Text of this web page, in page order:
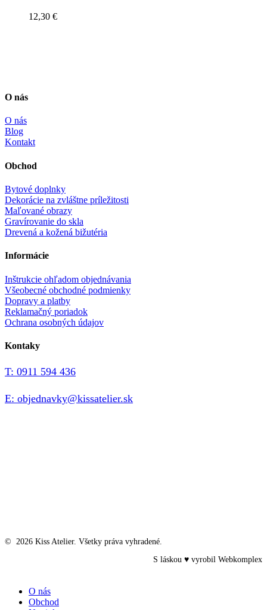
12,30 €
O nás
O nás
Blog
Kontakt
Obchod
Bytové doplnky
Dekorácie na zvláštne príležitosti
Maľované obrazy
Gravírovanie do skla
Drevená a kožená bižutéria
Informácie
Inštrukcie ohľadom objednávania
Všeobecné obchodné podmienky
Dopravy a platby
Reklamačný poriadok
Ochrana osobných údajov
Kontaky
T: 0911 594 436
E: objednavky@kissatelier.sk
© 2026 Kiss Atelier. Všetky práva vyhradené.
S láskou ♥ vyrobil Webkomplex
Close
Menu
O nás
Obchod